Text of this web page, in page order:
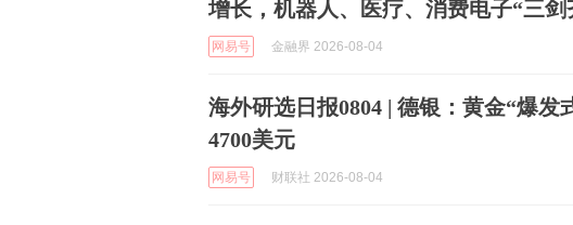
增长，机器人、医疗、消费电子“三剑
网易号 金融界 2026-08-04
海外研选日报0804 | 德银：黄金“爆
4700美元
网易号 财联社 2026-08-04